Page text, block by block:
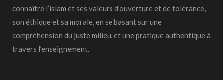
connaître l’islam et ses valeurs d’ouverture et de tolérance,
son éthique et sa morale, en se basant sur une
compréhension du juste milieu, et une pratique authentique à
travers l’enseignement.